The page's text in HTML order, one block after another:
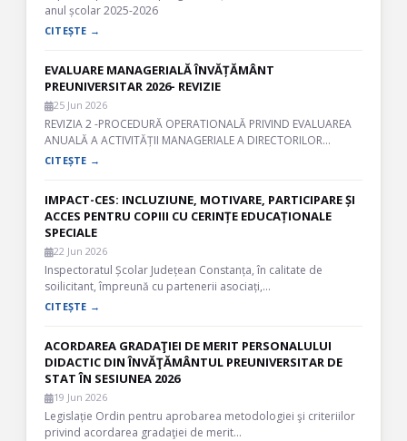
anul școlar 2025-2026
CITEȘTE →
EVALUARE MANAGERIALĂ ÎNVĂȚĂMÂNT
PREUNIVERSITAR 2026- REVIZIE
25 Jun 2026
REVIZIA 2 -PROCEDURĂ OPERATIONALĂ PRIVIND EVALUAREA
ANUALĂ A ACTIVITĂȚII MANAGERIALE A DIRECTORILOR…
CITEȘTE →
IMPACT-CES: INCLUZIUNE, MOTIVARE, PARTICIPARE ȘI
ACCES PENTRU COPIII CU CERINȚE EDUCAȚIONALE
SPECIALE
22 Jun 2026
Inspectoratul Școlar Județean Constanța, în calitate de
soilicitant, împreună cu partenerii asociați,…
CITEȘTE →
ACORDAREA GRADAŢIEI DE MERIT PERSONALULUI
DIDACTIC DIN ÎNVĂŢĂMÂNTUL PREUNIVERSITAR DE
STAT ÎN SESIUNEA 2026
19 Jun 2026
Legislație Ordin pentru aprobarea metodologiei şi criteriilor
privind acordarea gradaţiei de merit…